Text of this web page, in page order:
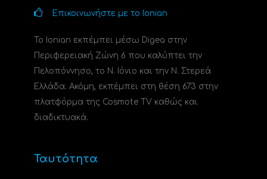
Επικοινωνήστε με το Ionian
Το Ionian εκπέμπει μέσω Digea στην
Περιφερειακή Ζώνη 6 που καλύπτει την
Πελοπόννησο, το N. Ιόνιο και την Ν. Στερεά
Ελλάδα. Ακόμη, εκπέμπει στη θέση 673 στην
πλατφόρμα της Cosmote TV καθώς και
διαδικτυακά.
Ταυτότητα